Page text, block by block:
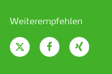
Weiterempfehlen